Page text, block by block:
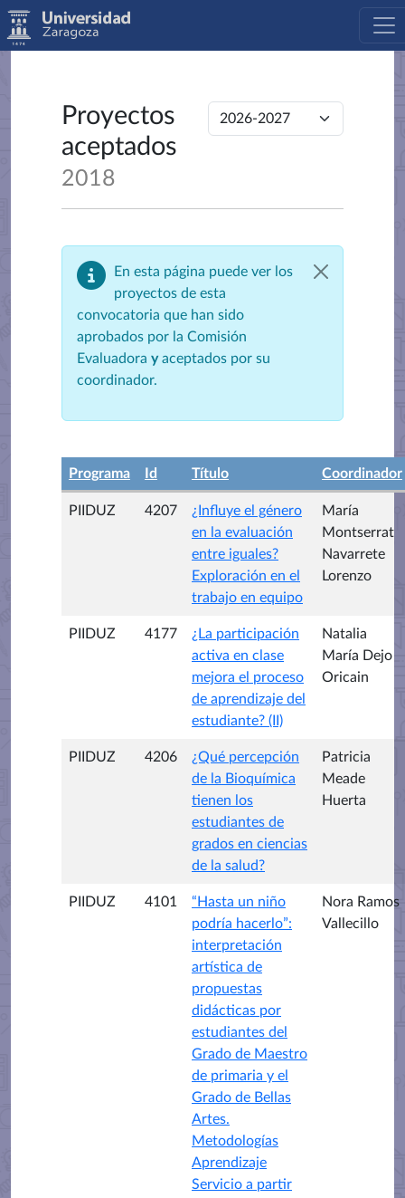
Proyectos
aceptados
2018
En esta página puede ver los
proyectos de esta
convocatoria que han sido
aprobados por la Comisión
Evaluadora yaceptados por su
coordinador.
Programa Id Título Coordinador
PIIDUZ 4207
¿Influye el género
en la evaluación
entre iguales?
Exploración en el
trabajo en equipo
María
Montserrat
Navarrete
Lorenzo
PIIDUZ 4177
¿La participación
activa en clase
mejora el proceso
de aprendizaje del
estudiante? (II)
Natalia
María Dejo
Oricain
PIIDUZ 4206
¿Qué percepción
de la Bioquímica
tienen los
estudiantes de
grados en ciencias
de la salud?
Patricia
Meade
Huerta
PIIDUZ 4101
“Hasta un niño
podría hacerlo”:
interpretación
artística de
propuestas
didácticas por
estudiantes del
Grado de Maestro
de primaria y el
Grado de Bellas
Artes.
Metodologías
Aprendizaje
Servicio a partir
Nora Ramos
Vallecillo